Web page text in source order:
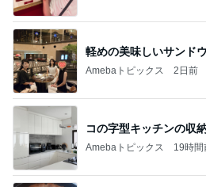
軽めの美味しいサンド
Amebaトピックス 2日前
コの字型キッチンの収
Amebaトピックス 19時間